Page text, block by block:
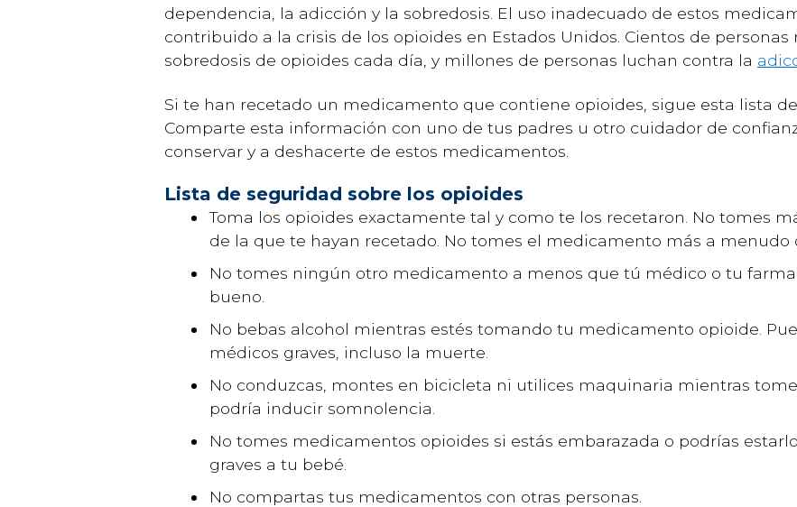
dependencia, la adicción y la sobredosis. El uso inadecuado de estos
contribuido a la crisis de los opioides en Estados Unidos. Cientos de
sobredosis de opioides cada día, y millones de personas luchan contra la
Si te han recetado un medicamento que contiene opioides, sigue esta lista
Comparte esta información con uno de tus padres u otro cuidador de
conservar y a deshacerte de estos medicamentos.
Lista de seguridad sobre los opioides
Toma los opioides exactamente tal y como te los recetaron. No tomes
de la que te hayan recetado. No tomes el medicamento más a menudo
No tomes ningún otro medicamento a menos que tú médico o tu
bueno.
No bebas alcohol mientras estés tomando tu medicamento opioide.
médicos graves, incluso la muerte.
No conduzcas, montes en bicicleta ni utilices maquinaria mientras
podría inducir somnolencia.
No tomes medicamentos opioides si estás embarazada o podrías
graves a tu bebé.
No compartas tus medicamentos con otras personas.